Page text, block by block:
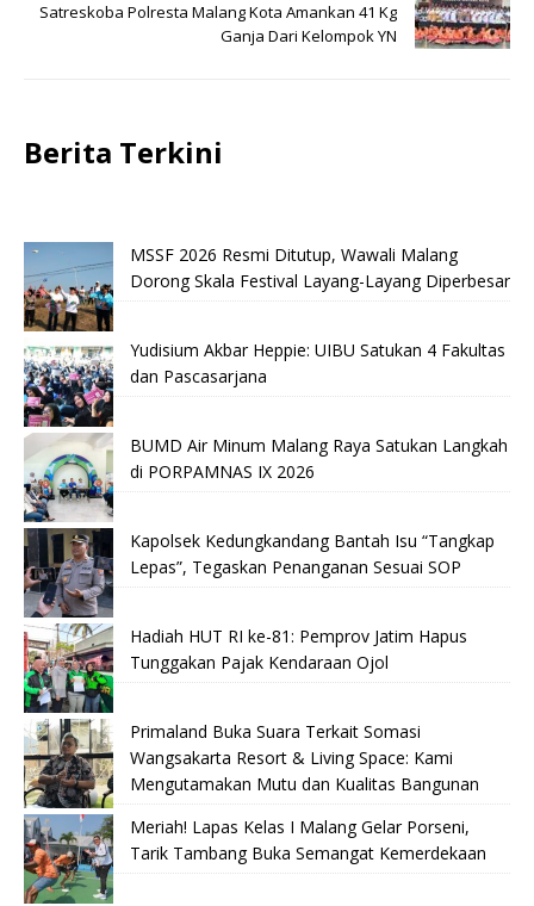
Satreskoba Polresta Malang Kota Amankan 41 Kg
Ganja Dari Kelompok YN
Berita Terkini
MSSF 2026 Resmi Ditutup, Wawali Malang
Dorong Skala Festival Layang-Layang Diperbesar
Yudisium Akbar Heppie: UIBU Satukan 4 Fakultas
dan Pascasarjana
BUMD Air Minum Malang Raya Satukan Langkah
di PORPAMNAS IX 2026
Kapolsek Kedungkandang Bantah Isu “Tangkap
Lepas”, Tegaskan Penanganan Sesuai SOP
Hadiah HUT RI ke-81: Pemprov Jatim Hapus
Tunggakan Pajak Kendaraan Ojol
Primaland Buka Suara Terkait Somasi
Wangsakarta Resort & Living Space: Kami
Mengutamakan Mutu dan Kualitas Bangunan
Meriah! Lapas Kelas I Malang Gelar Porseni,
Tarik Tambang Buka Semangat Kemerdekaan